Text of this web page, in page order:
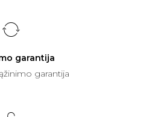
garantija
garantija